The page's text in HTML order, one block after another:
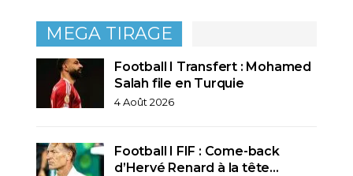
MEGA TIRAGE
Football I Transfert : Mohamed
Salah file en Turquie
4 Août 2026
Football I FIF : Come-back
d’Hervé Renard à la tête…